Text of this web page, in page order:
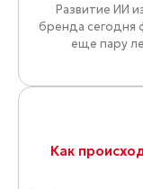
Развитие ИИ
бренда сегодня
еще пару
Как